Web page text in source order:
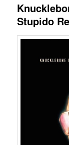
Stupido